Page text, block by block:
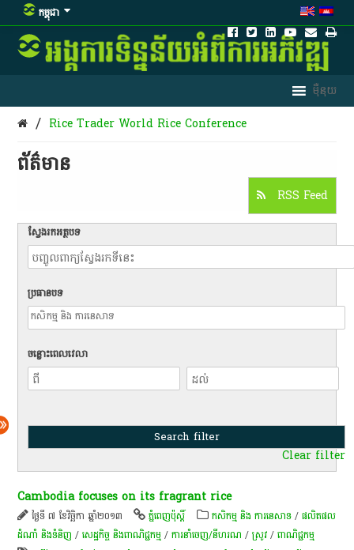
កម្ពុជា
/ Rice Trader World Rice Conference
ព័ត៌មាន​
RSS Feed
ស្វែងរកអត្ថបទ
ប្រធានបទ
ចន្លោះពេលវេលា
Clear filter
Cambodia focuses on its fragrant rice
ថ្ងៃទី ៧ ខែវិច្ឆិកា ឆ្នាំ២០១៣ ភ្នំពេញប៉ុស្តិ៍ កសិកម្ម​ និង​ ការ​នេ​សាទ​ /ផលិតផល
ដំណាំ និងទំនិញ /សេដ្ឋកិច្ច និងពាណិជ្ជកម្ម /ការនាំចេញ/នីហរណ /​ស្រូវ​ /ពាណិជ្ជកម្ម